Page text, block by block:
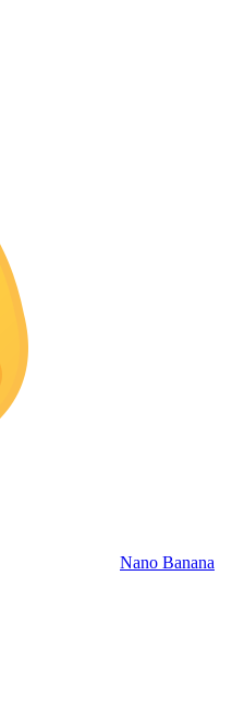
Nano Banana